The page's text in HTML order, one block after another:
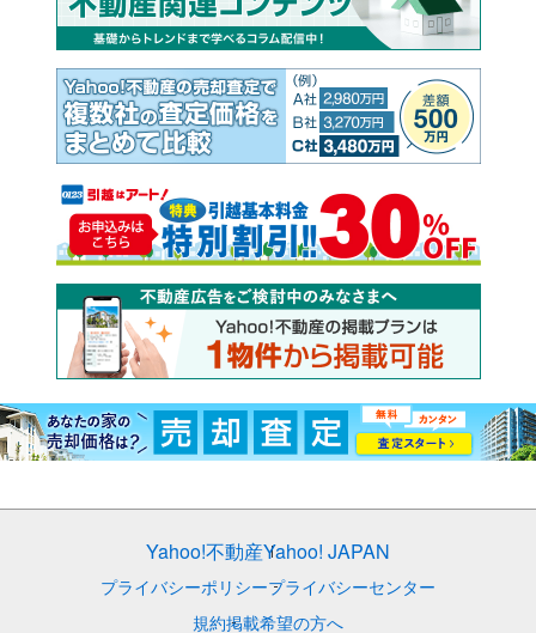
Yahoo!不動産Yahoo! JAPAN
プライバシーポリシープライバシーセンター
規約掲載希望の方へ